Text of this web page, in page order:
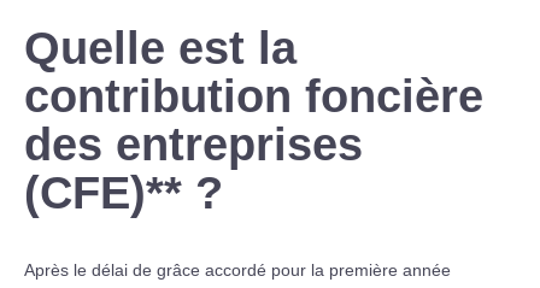
Quelle est la
contribution foncière
des entreprises
(CFE)** ?
Après le délai de grâce accordé pour la première année